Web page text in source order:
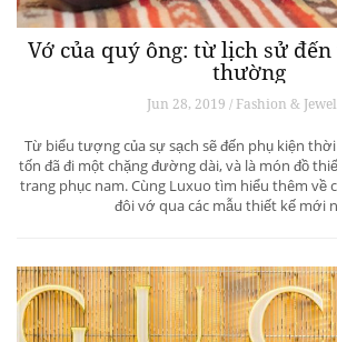
Vớ của quý ông: từ lịch sử
thường
Jun 28, 2019 / Fashion &
Từ biểu tượng của sự sạch sẽ đến phụ kiện
tốn đã đi một chặng đường dài, và là món đồ
trang phục nam. Cùng Luxuo tìm hiểu thêm về
đôi vớ qua các mẫu thiết kế mới